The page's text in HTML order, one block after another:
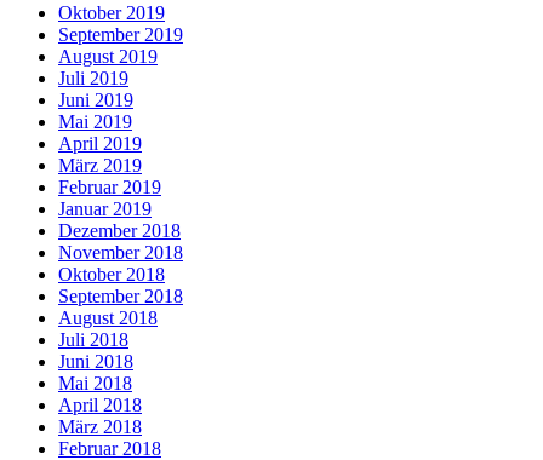
Oktober 2019
September 2019
August 2019
Juli 2019
Juni 2019
Mai 2019
April 2019
März 2019
Februar 2019
Januar 2019
Dezember 2018
November 2018
Oktober 2018
September 2018
August 2018
Juli 2018
Juni 2018
Mai 2018
April 2018
März 2018
Februar 2018